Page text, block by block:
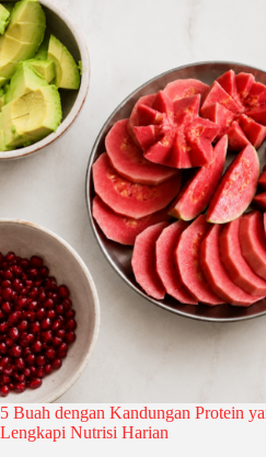
5 Buah dengan Kandungan Protein
Lengkapi Nutrisi Harian